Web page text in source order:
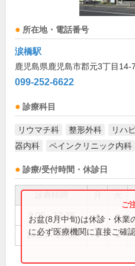
所在地・電話番号
涙橋駅
鹿児島県鹿児島市郡元3丁目14-7
099-252-6622
診療科目
リウマチ科 整形外科 リハ
器内科
ペインクリニック内科
診療/受付時間・休診日
9:00～12:30 ● ●
14:00～17:00 ● ●
お盆(8月中旬)は休診・休業
に必ず医療機関に直接ご確